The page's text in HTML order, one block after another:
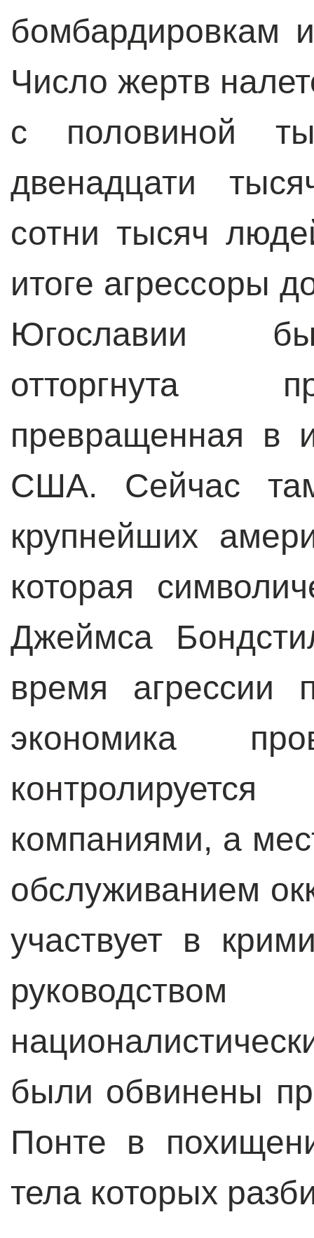
бомбардировкам
Число жертв
с половиной
двенадцати
сотни тысяч
итоге агрессоры
Югославии
отторгнута
превращенная в
США. Сейчас
крупнейших
которая
Джеймса
время агрессии
экономика
компаниями, а
обслуживанием
участвует в
были обвинены
Понте в
тела которых